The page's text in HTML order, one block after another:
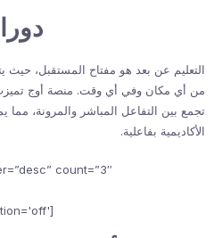
التعليم عن بعد هو مفتاح المستقبل، حيث
من أي مكان وفي أي وقت. منصة أوج تميزت
تجمع بين التفاعل المباشر والمرونة،
الأكاديمية بفاعلية.
count=”3″